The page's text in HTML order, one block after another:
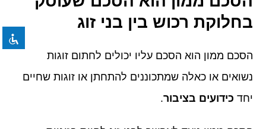
format_underlined הוסף קו תחתון לקישורים
font_download סמן קישורים
לאפס את כל האפשרויות
בחלוקת רכוש בין בני זוג
הסכם ממון הוא הסכם עליו יכולים לחתום זוגות
נשואים או כאלה שמתכוננים להתחתן או זוגות שחיים
יחד כידועים בציבור.